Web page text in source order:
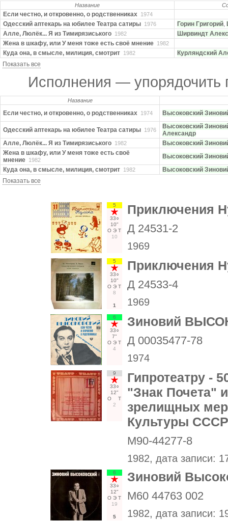
Название
Если честно, и откровенно, о родственниках 1974
Одесский аптекарь на юбилее Театра сатиры 1976 Горин Григорий,
Алле, Люлёк... Я из Тимирязиського 1982
Ширвиндт
Жена в шкафу, или У меня тоже есть своё мнение 1982
Куда она, в смысле, милиция, смотрит 1982
Курляндский
Показать все
Исполнения — упорядочить
Название
Если честно, и откровенно, о родственниках 1974 Высоковский
Одесский аптекарь на юбилее Театра сатиры 1976
Высоковский
Александр
Алле, Люлёк... Я из Тимирязиського 1982
Высоковский
Жена в шкафу, или У меня тоже есть своё
мнение 1982
Высоковский
Куда она, в смысле, милиция, смотрит 1982
Высоковский
Показать все
5
33○
10"
О Э Т
10
Приключения
Д 24531-2
1969
5
33○
10"
О Э Т
8
1
Приключения
Д 24533-4
1969
6
33○
7"
О Э Т
4
Зиновий
Д 00035477-78
1974
9
33○
12"
О
Т
2
Гипротеатру -
"Знак Почета"
зрелищных
Культуры СССР
М90-44277-8
1982, дата записи:
6
33○
12"
О Э Т
19
5
Зиновий
М60 44763 002
1982, дата записи: